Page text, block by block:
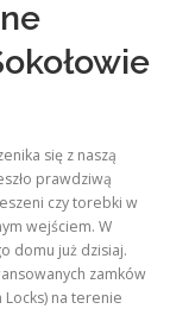
się z naszą
prawdziwą
czy torebki w
wejściem. W
domu już dzisiaj.
zamków
Locks) na terenie